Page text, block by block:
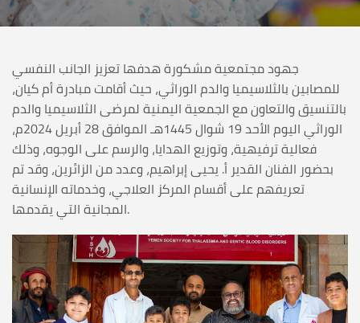
جهود مجتمعية مشكورة هدفها تعزيز الجانب النفسي
للمصابين بالثلاسيميا والدم الوراثي، حيث أقامت مبادرة أم كيان،
بالتنسيق والتعاون مع الجمعية اليمنية لمرضى الثلاسيميا والدم
الوراثي اليوم الأحد 19 شوال 1445هـ الموافق 28 أبريل 2024م،
فعالية ترفيهية، وتوزيع الهدايا، والرسم على الوجوه، وذلك
بحضور الفنان القدير أ. يحيى إبراهيم، وعدد من الزائرين، وقد تم
تعريفهم على أقسام المركز العلاجي، وخدماته الإنسانية
المجانية التي يقدمها.